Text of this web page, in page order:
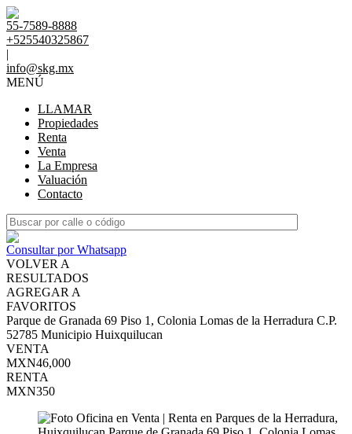
55-7589-8888
+525540325867
|
info@skg.mx
MENÚ
LLAMAR
Propiedades
Renta
Venta
La Empresa
Valuación
Contacto
Consultar por Whatsapp
VOLVER A
RESULTADOS
AGREGAR A
FAVORITOS
Parque de Granada 69 Piso 1, Colonia Lomas de la Herradura C.P.
52785 Municipio Huixquilucan
VENTA
MXN46,000
RENTA
MXN350